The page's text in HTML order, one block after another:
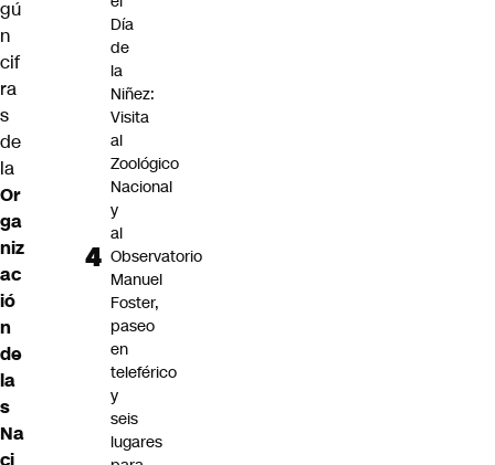
gú
n
cif
ra
s
de
la
Or
ga
niz
ac
ió
n
de
la
s
Na
ci
Día
de
la
Niñez:
Visita
al
Zoológico
Nacional
y
al
Observatorio
Manuel
Foster,
paseo
en
teleférico
y
seis
lugares